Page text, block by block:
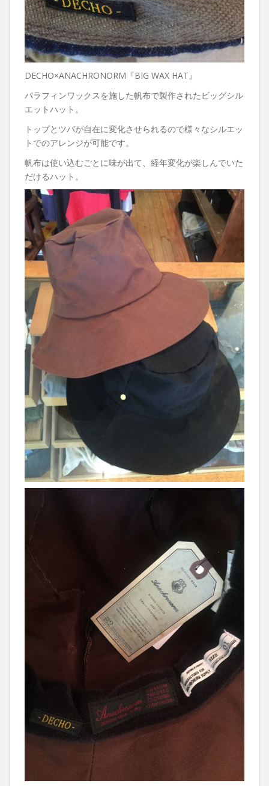
DECHO×ANACHRONORM『BIG WAX HAT』
パラフィンワックスを施した帆布で製作されたビッグシル
エットハット。
トップとツバが自在に変化させられるので様々なシルエッ
トでのアレンジが可能です。
帆布は使い込むごとに味が出て、経年変化が楽しんでいた
だけるハット。